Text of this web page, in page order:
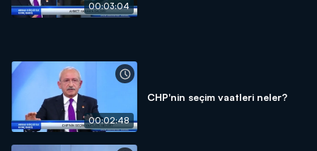
00:03:04
00:02:48
CHP'nin seçim vaatleri neler?